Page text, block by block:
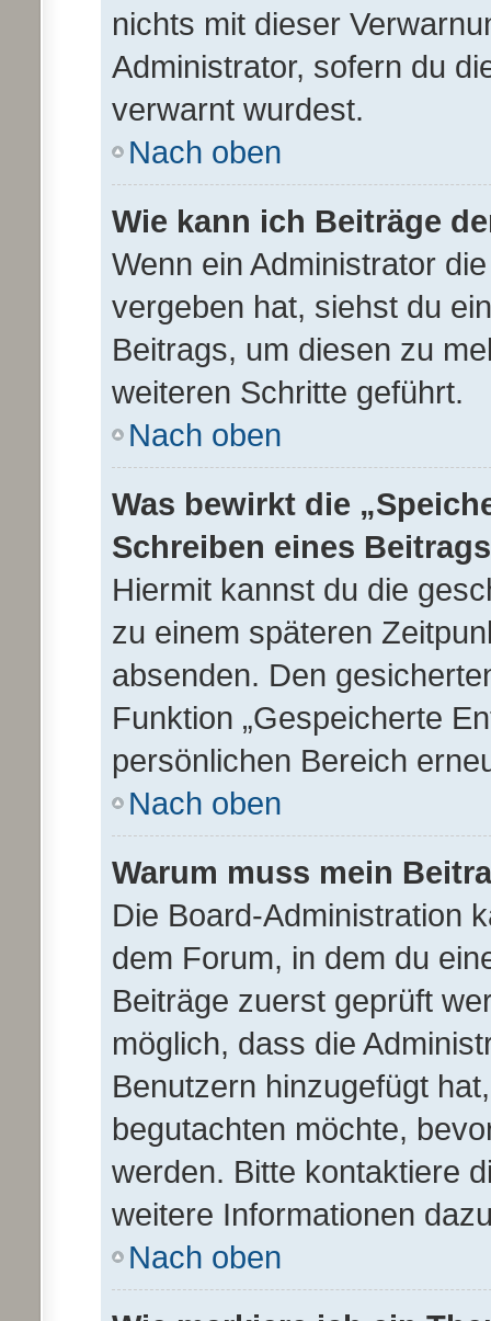
nichts mit dieser
Administrator, sofern du
verwarnt wurdest.
Nach oben
Wie kann ich Beiträge
Wenn ein Administrator
vergeben hat, siehst du
Beitrags, um diesen zu
weiteren Schritte geführt.
Nach oben
Was bewirkt die
Schreiben eines
Hiermit kannst du die
zu einem späteren
absenden. Den
Funktion „Gespeicherte
persönlichen Bereich
Nach oben
Warum muss mein
Die Board-Administration
dem Forum, in dem du
Beiträge zuerst geprüft
möglich, dass die
Benutzern hinzugefügt
begutachten möchte,
werden. Bitte kontaktiere
weitere Informationen
Nach oben